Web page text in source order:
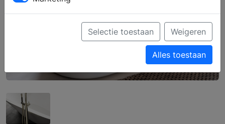
Selectie toestaan Weigeren
Alles toestaan